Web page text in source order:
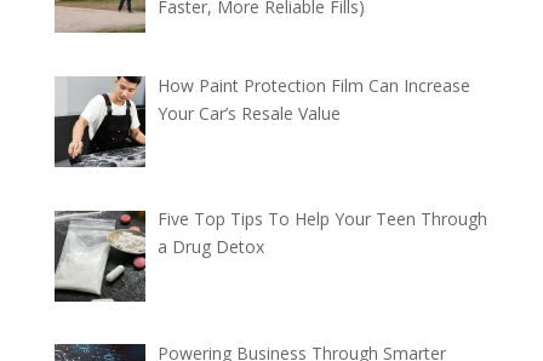
Faster, More Reliable Fills)
How Paint Protection Film Can Increase
Your Car’s Resale Value
Five Top Tips To Help Your Teen Through
a Drug Detox
Powering Business Through Smarter